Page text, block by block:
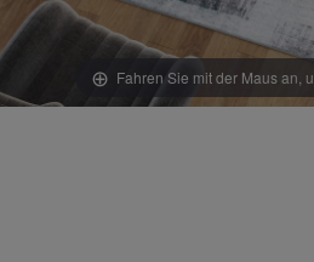
Fahren Sie mit der Maus an,